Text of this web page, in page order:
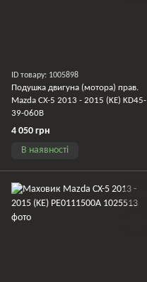
ID товару: 1005898
Подушка двигуна (мотора) прав.
Mazda CX-5 2013 - 2015 (KE) KD45-
39-060B
4 050 грн
В наявності